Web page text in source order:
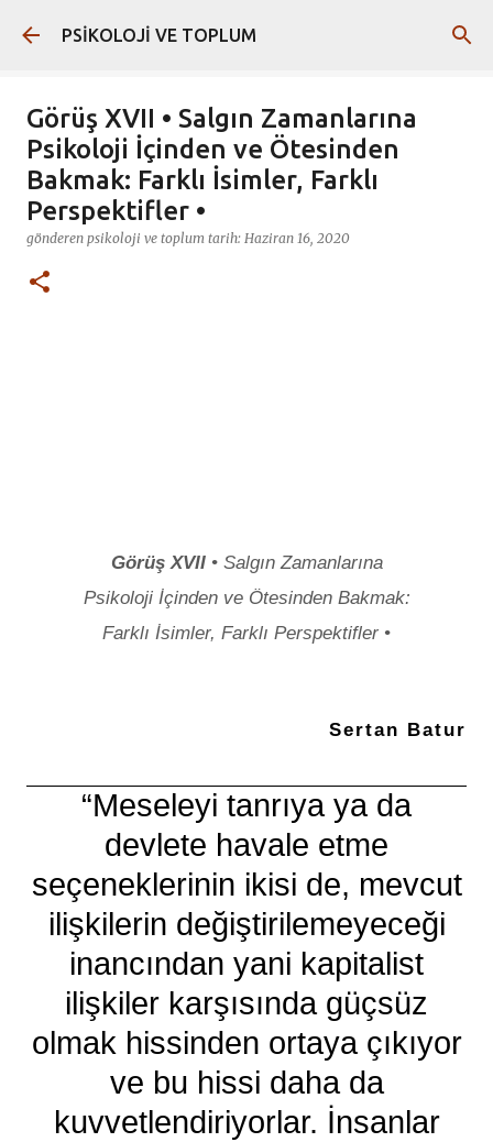
Ana içeriğe atla
PSİKOLOJİ VE TOPLUM
Görüş XVII • Salgın Zamanlarına
Psikoloji İçinden ve Ötesinden
Bakmak: Farklı İsimler, Farklı
Perspektifler •
gönderen psikoloji ve toplum tarih: Haziran 16, 2020
Görüş XVII• Salgın Zamanlarına
Psikoloji İçinden ve Ötesinden Bakmak:
Farklı İsimler, Farklı Perspektifler •
Sertan Batur
“Meseleyi tanrıya ya da
devlete havale etme
seçeneklerinin ikisi de, mevcut
ilişkilerin değiştirilemeyeceği
inancından yani kapitalist
ilişkiler karşısında güçsüz
olmak hissinden ortaya çıkıyor
ve bu hissi daha da
kuvvetlendiriyorlar. İnsanlar